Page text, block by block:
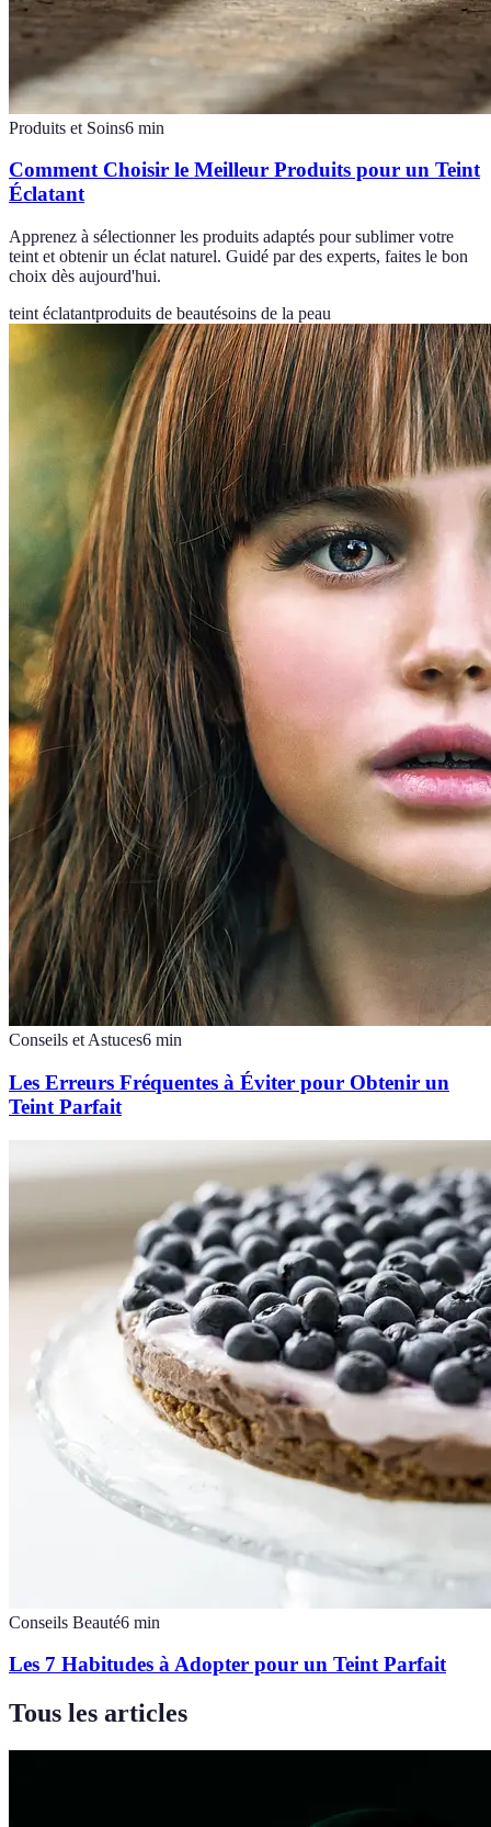
Produits et Soins6 min
Comment Choisir le Meilleur Produits pour un Teint
Éclatant
Apprenez à sélectionner les produits adaptés pour sublimer votre
teint et obtenir un éclat naturel. Guidé par des experts, faites le bon
choix dès aujourd'hui.
teint éclatantproduits de beautésoins de la peau
Conseils et Astuces6 min
Les Erreurs Fréquentes à Éviter pour Obtenir un
Teint Parfait
Conseils Beauté6 min
Les 7 Habitudes à Adopter pour un Teint Parfait
Tous les articles